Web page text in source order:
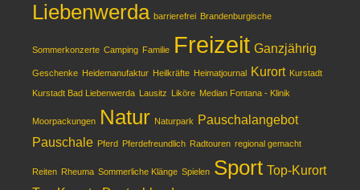
Liebenwerda barrierefrei Brandenburgische
Sommerkonzerte Camping Familie Freizeit Ganzjährig
Geschenke Heidemanufaktur Heilkräfte Heimatjournal Kurort Kurstadt
Kurstadt Bad Liebenwerda Lausitz Liköre Median Fontana - Klinik
Moorpackungen Natur Naturpark Pauschalangebot
Pauschale Pferd Pferdefreundlich Radtouren regional gemacht
Reiten Rheuma Sommerliche Klänge Spielen Sport Top-Kurort